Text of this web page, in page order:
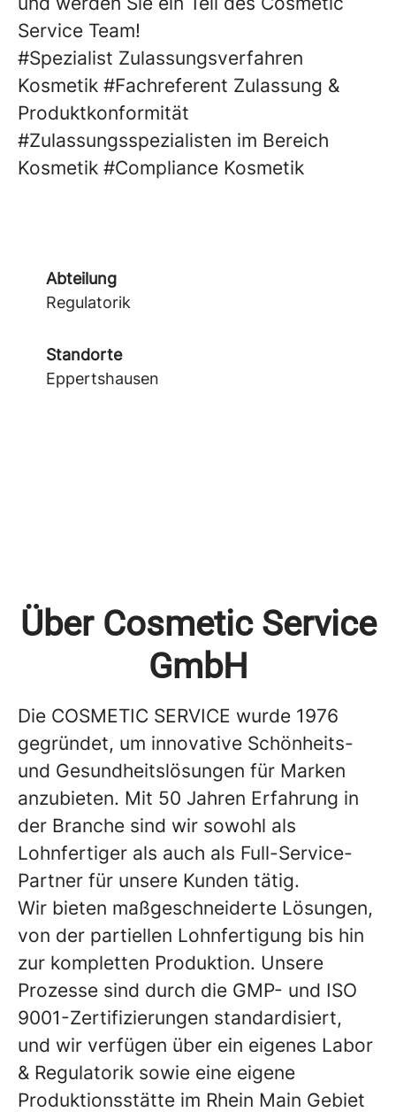
Service Team!
#Spezialist Zulassungsverfahren
Kosmetik #Fachreferent Zulassung &
Produktkonformität
#Zulassungsspezialisten im Bereich
Kosmetik #Compliance Kosmetik
Abteilung
Regulatorik
Standorte
Eppertshausen
Über Cosmetic Service
GmbH
Die COSMETIC SERVICE wurde 1976
gegründet, um innovative Schönheits-
und Gesundheitslösungen für Marken
anzubieten. Mit 50 Jahren Erfahrung in
der Branche sind wir sowohl als
Lohnfertiger als auch als Full-Service-
Partner für unsere Kunden tätig.
Wir bieten maßgeschneiderte Lösungen,
von der partiellen Lohnfertigung bis hin
zur kompletten Produktion. Unsere
Prozesse sind durch die GMP- und ISO
9001-Zertifizierungen standardisiert,
und wir verfügen über ein eigenes Labor
& Regulatorik sowie eine eigene
Produktionsstätte im Rhein Main Gebiet